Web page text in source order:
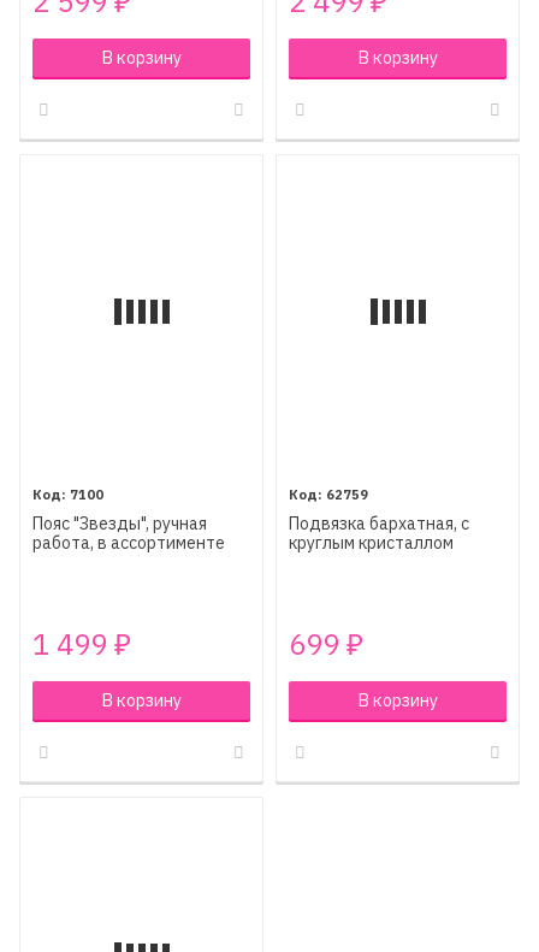
В корзину В корзину
7100
Пояс "Звезды", ручная
работа, в ассортименте
1 499 ₽
В корзину
62759
Подвязка бархатная, с
круглым кристаллом
699 ₽
В корзину